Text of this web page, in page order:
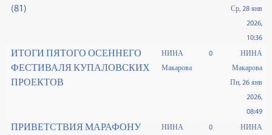
(81)
Ср, 28 янв
2026,
10:36
ИТОГИ ПЯТОГО ОСЕННЕГО
ФЕСТИВАЛЯ КУПАЛОВСКИХ
ПРОЕКТОВ
НИНА
Макарова
0
НИНА
Макарова
Пн, 26 янв
2026,
08:49
ПРИВЕТСТВИЯ МАРАФОНУ
НИНА
0
НИНА